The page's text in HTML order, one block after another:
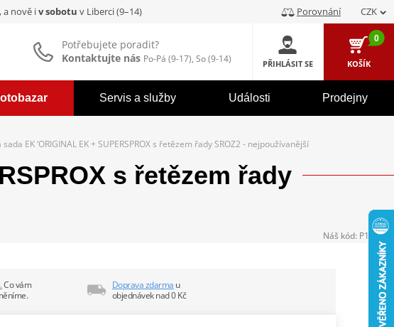
a nově iv sobotu v Liberci (9–14) Porovnání CZK
Potřebujete poradit?
Kontaktujte nás Po-Pá (9-17), So (9-14) PŘIHLÁSIT SE
0
KOŠÍK
Servis a služby Události Prodejny
sada EK ‘ORIGINAL EK + SUPERSPROX s řetězem řady SROZ2 - nejpoužívanější
s řetězem řady
Co vám
Doprava zdarma u
objednávek nad 0 Kč
Náš kód: P104352